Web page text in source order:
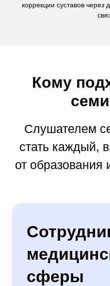
коррекции суставов через
Кому
Слушателем
стать каждый,
от образования
сферы